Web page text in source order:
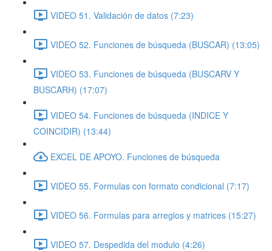
VIDEO 51. Validación de datos (7:23)
VIDEO 52. Funciones de búsqueda (BUSCAR) (13:05)
VIDEO 53. Funciones de búsqueda (BUSCARV Y
BUSCARH) (17:07)
VIDEO 54. Funciones de búsqueda (INDICE Y
COINCIDIR) (13:44)
EXCEL DE APOYO. Funciones de búsqueda
VIDEO 55. Formulas con formato condicional (7:17)
VIDEO 56. Formulas para arreglos y matrices (15:27)
VIDEO 57. Despedida del modulo (4:26)